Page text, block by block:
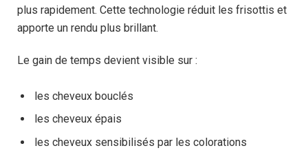
plus rapidement. Cette technologie réduit les frisottis et
apporte un rendu plus brillant.
Le gain de temps devient visible sur :
les cheveux bouclés
les cheveux épais
les cheveux sensibilisés par les colorations